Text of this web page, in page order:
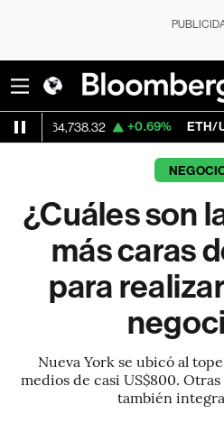
+0.69% ETH/USD
¿Cuáles son
más caras
para
Nueva York se ubicó al
medios de casi US$800.
también